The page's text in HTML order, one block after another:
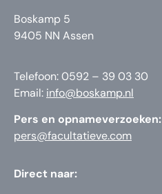
Boskamp 5
9405 NN Assen
Telefoon: 0592 – 39 03 30
Email: info@boskamp.nl
Pers en opnameverzoeken:
pers@facultatieve.com
Direct naar: